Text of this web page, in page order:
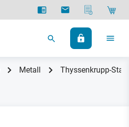
Metall Thyssenkrupp-